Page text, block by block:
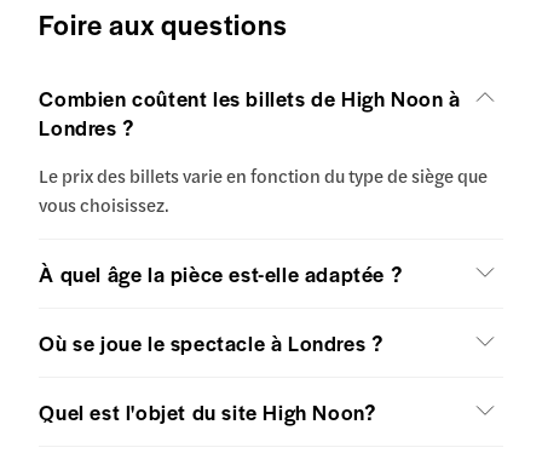
Foire aux questions
Combien coûtent les billets de High Noon à
Londres ?
Le prix des billets varie en fonction du type de siège que
vous choisissez.
À quel âge la pièce est-elle adaptée ?
Où se joue le spectacle à Londres ?
Quel est l'objet du site High Noon?